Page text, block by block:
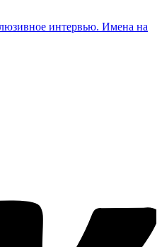
интервью. Имена на